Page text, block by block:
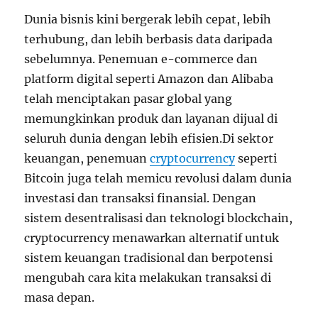
Dunia bisnis kini bergerak lebih cepat, lebih
terhubung, dan lebih berbasis data daripada
sebelumnya. Penemuan e-commerce dan
platform digital seperti Amazon dan Alibaba
telah menciptakan pasar global yang
memungkinkan produk dan layanan dijual di
seluruh dunia dengan lebih efisien.Di sektor
keuangan, penemuancryptocurrencyseperti
Bitcoin juga telah memicu revolusi dalam dunia
investasi dan transaksi finansial. Dengan
sistem desentralisasi dan teknologi blockchain,
cryptocurrency menawarkan alternatif untuk
sistem keuangan tradisional dan berpotensi
mengubah cara kita melakukan transaksi di
masa depan.